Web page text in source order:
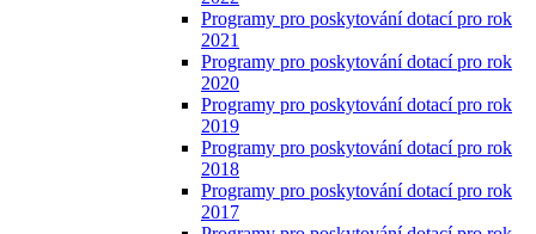
Programy pro poskytování dotací pro rok
2021
Programy pro poskytování dotací pro rok
2020
Programy pro poskytování dotací pro rok
2019
Programy pro poskytování dotací pro rok
2018
Programy pro poskytování dotací pro rok
2017